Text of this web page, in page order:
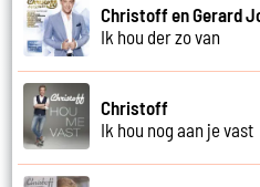
Christoff en Gerard
Ik hou der zo van
Christoff
Ik hou nog aan je vast